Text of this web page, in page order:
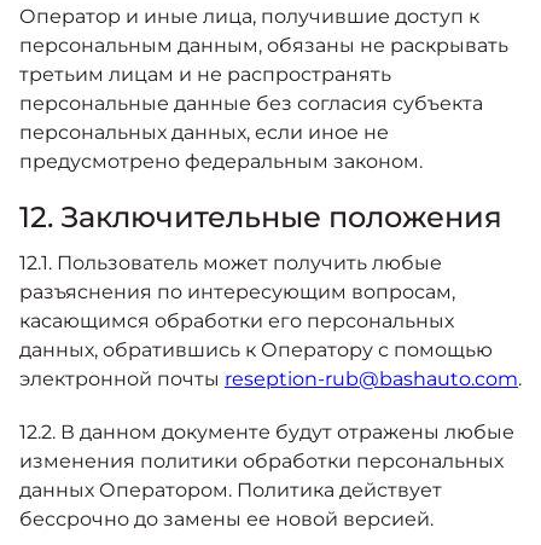
Оператор и иные лица, получившие доступ к
персональным данным, обязаны не раскрывать
третьим лицам и не распространять
персональные данные без согласия субъекта
персональных данных, если иное не
предусмотрено федеральным законом.
12. Заключительные положения
12.1. Пользователь может получить любые
разъяснения по интересующим вопросам,
касающимся обработки его персональных
данных, обратившись к Оператору с помощью
электронной почты reseption-rub@bashauto.com.
12.2. В данном документе будут отражены любые
изменения политики обработки персональных
данных Оператором. Политика действует
бессрочно до замены ее новой версией.